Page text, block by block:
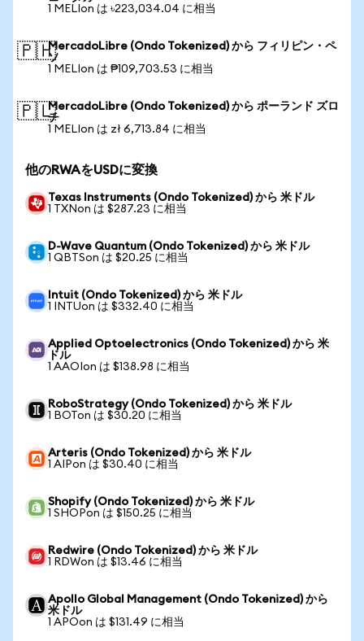
1 MELIon は ৳223,034.04 に相当
🇵🇭MercadoLibre (Ondo Tokenized) から フィリピン・ペ
ソ
1 MELIon は ₱109,703.53 に相当
🇵🇱MercadoLibre (Ondo Tokenized) から ポーランド ズロ
チ
1 MELIon は zł 6,713.84 に相当
他のRWAをUSDに変換
Texas Instruments (Ondo Tokenized) から 米ドル
1 TXNon は $287.23 に相当
D-Wave Quantum (Ondo Tokenized) から 米ドル
1 QBTSon は $20.25 に相当
Intuit (Ondo Tokenized) から 米ドル
1 INTUon は $332.40 に相当
Applied Optoelectronics (Ondo Tokenized) から 米
ドル
1 AAOIon は $138.98 に相当
RoboStrategy (Ondo Tokenized) から 米ドル
1 BOTon は $30.20 に相当
Arteris (Ondo Tokenized) から 米ドル
1 AIPon は $30.40 に相当
Shopify (Ondo Tokenized) から 米ドル
1 SHOPon は $150.25 に相当
Redwire (Ondo Tokenized) から 米ドル
1 RDWon は $13.46 に相当
Apollo Global Management (Ondo Tokenized) から
米ドル
1 APOon は $131.49 に相当